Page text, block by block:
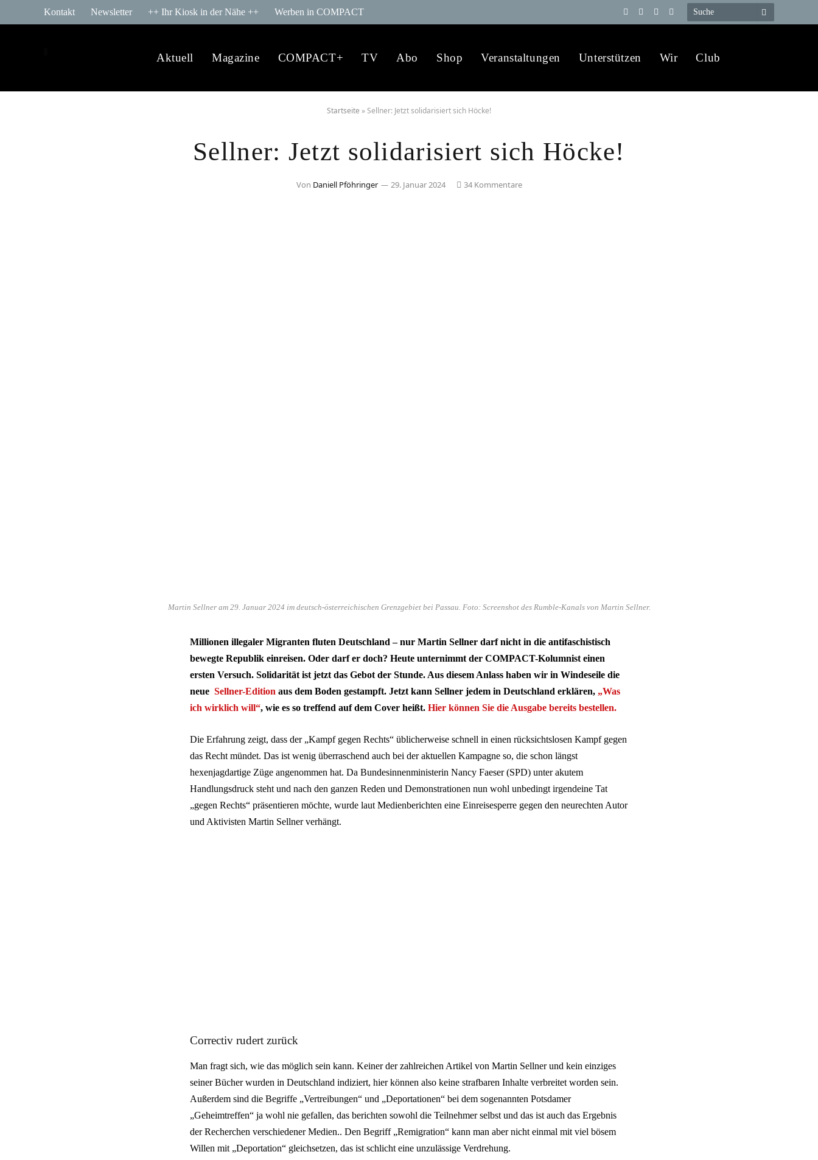
Kontakt Newsletter ++ Ihr Kiosk in der Nähe ++ Werben in COMPACT
Telegram
YouTube
X
WhatsApp
Aktuell Magazine COMPACT+ TV Abo Shop Veranstaltungen Unterstützen Wir Club
Startseite »Sellner: Jetzt solidarisiert sich Höcke!
Sellner: Jetzt solidarisiert sich Höcke!
Von Daniell Pföhringer 29. Januar 2024 34 Kommentare
Martin Sellner am 29. Januar 2024 im deutsch-österreichischen Grenzgebiet bei Passau. Foto: Screenshot des Rumble-Kanals von Martin Sellner.
Millionen illegaler Migranten fluten Deutschland – nur Martin Sellner darf nicht in die antifaschistisch
bewegte Republik einreisen. Oder darf er doch? Heute unternimmt der COMPACT-Kolumnist einen
ersten Versuch. Solidarität ist jetzt das Gebot der Stunde. Aus diesem Anlass haben wir in Windeseile die
neue Sellner-Edition aus dem Boden gestampft. Jetzt kann Sellner jedem in Deutschland erklären, „Was
ich wirklich will“, wie es so treffend auf dem Cover heißt. Hier können Sie die Ausgabe bereits bestellen.
Die Erfahrung zeigt, dass der „Kampf gegen Rechts“ üblicherweise schnell in einen rücksichtslosen Kampf gegen
das Recht mündet. Das ist wenig überraschend auch bei der aktuellen Kampagne so, die schon längst
hexenjagdartige Züge angenommen hat. Da Bundesinnenministerin Nancy Faeser (SPD) unter akutem
Handlungsdruck steht und nach den ganzen Reden und Demonstrationen nun wohl unbedingt irgendeine Tat
„gegen Rechts“ präsentieren möchte, wurde laut Medienberichten eine Einreisesperre gegen den neurechten Autor
und Aktivisten Martin Sellner verhängt.
Correctiv rudert zurück
Man fragt sich, wie das möglich sein kann. Keiner der zahlreichen Artikel von Martin Sellner und kein einziges
seiner Bücher wurden in Deutschland indiziert, hier können also keine strafbaren Inhalte verbreitet worden sein.
Außerdem sind die Begriffe „Vertreibungen“ und „Deportationen“ bei dem sogenannten Potsdamer
„Geheimtreffen“ ja wohl nie gefallen, das berichten sowohl die Teilnehmer selbst und das ist auch das Ergebnis
der Recherchen verschiedener Medien.. Den Begriff „Remigration“ kann man aber nicht einmal mit viel bösem
Willen mit „Deportation“ gleichsetzen, das ist schlicht eine unzulässige Verdrehung.